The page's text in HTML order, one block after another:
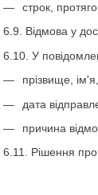
строк,
6.9. Відмова у
6.10. У
прізвище,
дата
причина
6.11. Рішення про